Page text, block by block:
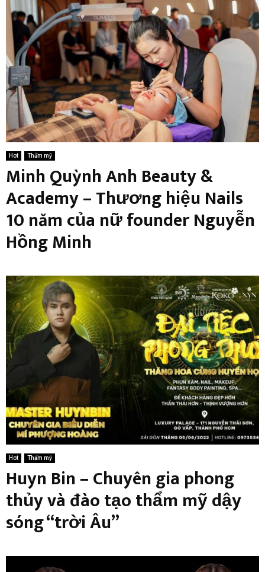
Hot Thẩm mỹ
Minh Quỳnh Anh Beauty &
Academy – Thương hiệu Nails
10 năm của nữ founder Nguyễn
Hồng Minh
Hot Thẩm mỹ
Huyn Bin – Chuyên gia phong
thủy và đào tạo thẩm mỹ dậy
sóng “trời Âu”